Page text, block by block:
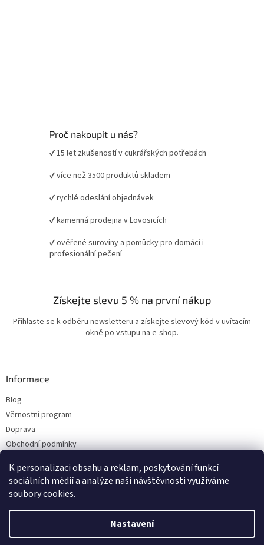
K personalizaci obsahu a reklam, poskytování funkcí
sociálních médií a analýze naší návštěvnosti využíváme
soubory cookies.
Nastavení
Proč nakoupit u nás?
✔ 15 let zkušeností v cukrářských potřebách
✔ více než 3500 produktů skladem
✔ rychlé odeslání objednávek
✔ kamenná prodejna v Lovosicích
✔ ověřené suroviny a pomůcky pro domácí i
profesionální pečení
Získejte slevu 5 % na první nákup
Přihlaste se k odběru newsletteru a získejte slevový kód v uvítacím
okně po vstupu na e-shop.
Informace
Blog
Věrnostní program
Doprava
Obchodní podmínky
Kontakty
Vytvořil Shoptet